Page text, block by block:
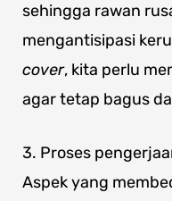
sehingga rawan
mengantisipasi
cover, kita perlu
agar tetap bagus
3. Proses
Aspek yang